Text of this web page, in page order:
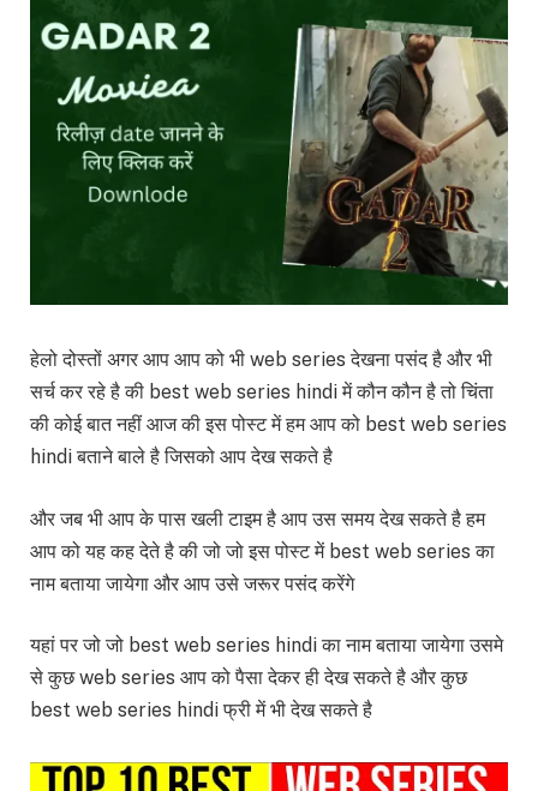
हेलो दोस्तों अगर आप आप को भी web series देखना पसंद है और भी
सर्च कर रहे है की best web series hindi में कौन कौन है तो चिंता
की कोई बात नहीं आज की इस पोस्ट में हम आप को best web series
hindi बताने बाले है जिसको आप देख सकते है
और जब भी आप के पास खली टाइम है आप उस समय देख सकते है हम
आप को यह कह देते है की जो जो इस पोस्ट में best web series का
नाम बताया जायेगा और आप उसे जरूर पसंद करेंगे
यहां पर जो जो best web series hindi का नाम बताया जायेगा उसमे
से कुछ web series आप को पैसा देकर ही देख सकते है और कुछ
best web series hindi फ्री में भी देख सकते है